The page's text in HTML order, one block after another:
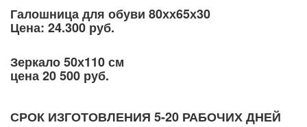
Галошница для обуви 80хх65х30
Цена: 24.300 руб.
Зеркало 50х110 см
цена 20 500 руб.
СРОК ИЗГОТОВЛЕНИЯ 5-20 РАБОЧИХ ДНЕЙ